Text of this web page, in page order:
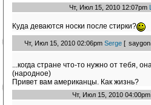
Чт, Июл 15, 2010 12:07pm
Куда деваются носки после стирки?
Чт, Июл 15, 2010 02:06pm Serge [
...когда стране что-то нужно от тебя,
(народное)
Привет вам американцы. Как жизнь?
Чт, Июл 15, 2010 04:00pm